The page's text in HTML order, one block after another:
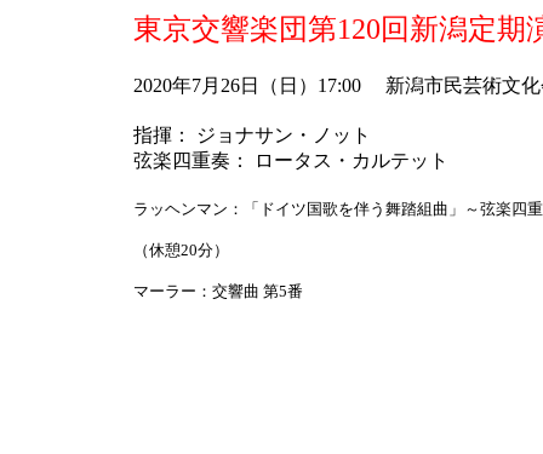
東京交響楽団第120回新潟定
2020年7月26日（日）17:00 新潟市民芸術文
指揮： ジョナサン・ノット
弦楽四重奏： ロータス・カルテット
ラッヘンマン：「ドイツ国歌を伴う舞踏組曲」～弦楽四
（休憩20分）
マーラー：交響曲 第5番